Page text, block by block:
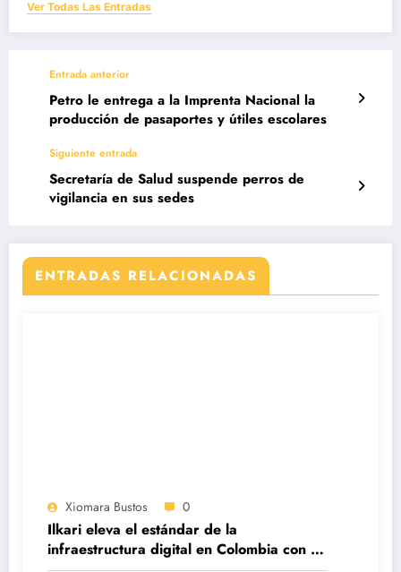
Ver Todas Las Entradas
Entrada anterior
Petro le entrega a la Imprenta Nacional la
producción de pasaportes y útiles escolares
Siguiente entrada
Secretaría de Salud suspende perros de
vigilancia en sus sedes
ENTRADAS RELACIONADAS
Xiomara Bustos 0
Ilkari eleva el estándar de la
infraestructura digital en Colombia con su